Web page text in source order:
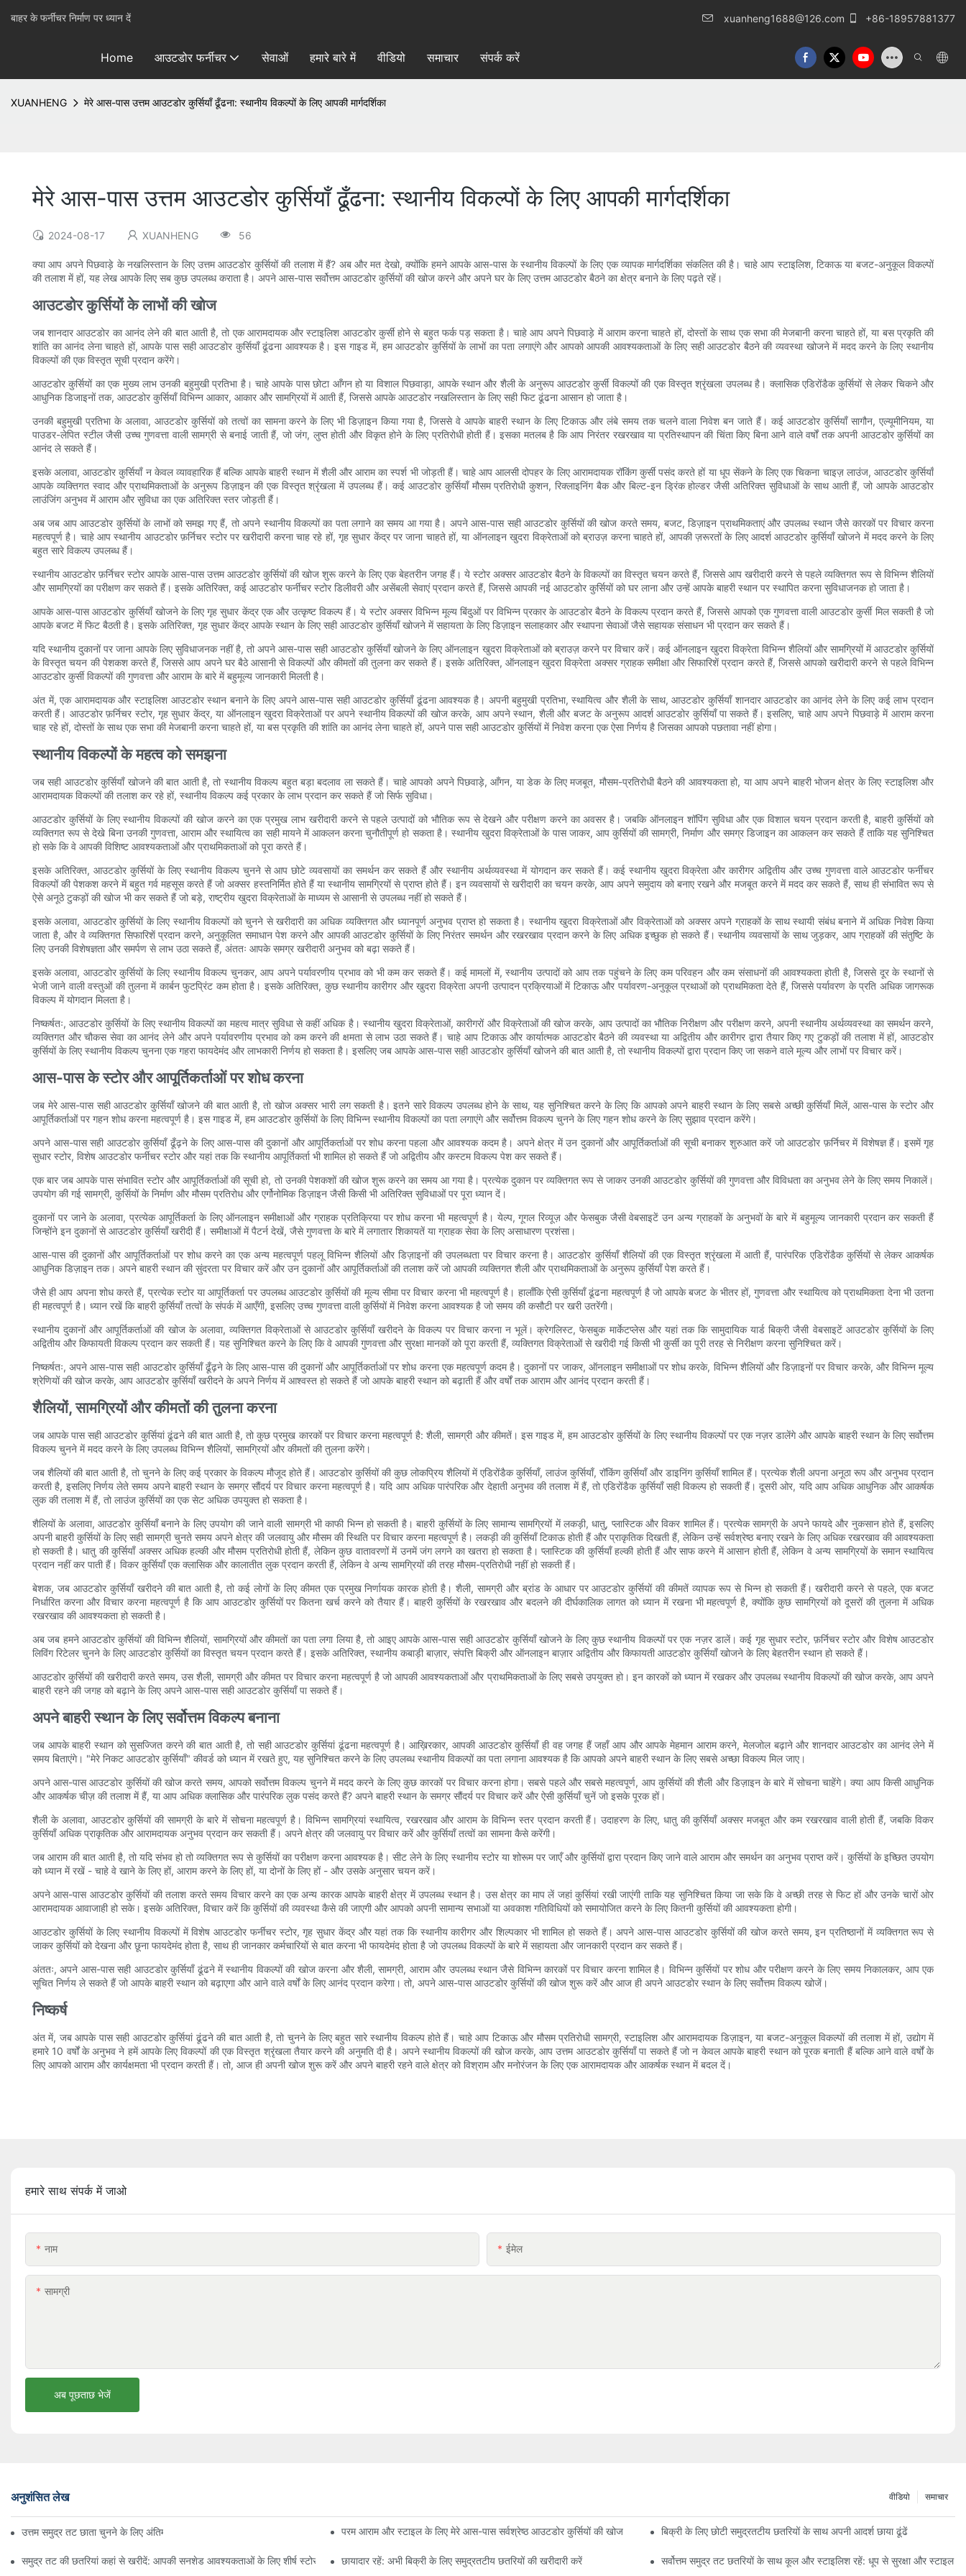
बाहर के फर्नीचर निर्माण पर ध्यान दें xuanheng1688@126.com +86-18957881377
Home आउटडोर फर्नीचर सेवाओं हमारे बारे में वीडियो समाचार संपर्क करें
XUANHENG मेरे आस-पास उत्तम आउटडोर कुर्सियाँ ढूँढना: स्थानीय विकल्पों के लिए आपकी मार्गदर्शिका
मेरे आस-पास उत्तम आउटडोर कुर्सियाँ ढूँढना: स्थानीय विकल्पों के लिए आपकी मार्गदर्शिका
2024-08-17 XUANHENG 56
क्या आप अपने पिछवाड़े के नखलिस्तान के लिए उत्तम आउटडोर कुर्सियों की तलाश में हैं? अब और मत देखो, क्योंकि हमने आपके आस-पास के स्थानीय विकल्पों के लिए एक व्यापक मार्गदर्शिका संकलित की है। चाहे आप स्टाइलिश, टिकाऊ या बजट-अनुकूल विकल्पों
की तलाश में हों, यह लेख आपके लिए सब कुछ उपलब्ध कराता है। अपने आस-पास सर्वोत्तम आउटडोर कुर्सियों की खोज करने और अपने घर के लिए उत्तम आउटडोर बैठने का क्षेत्र बनाने के लिए पढ़ते रहें।
आउटडोर कुर्सियों के लाभों की खोज
जब शानदार आउटडोर का आनंद लेने की बात आती है, तो एक आरामदायक और स्टाइलिश आउटडोर कुर्सी होने से बहुत फर्क पड़ सकता है। चाहे आप अपने पिछवाड़े में आराम करना चाहते हों, दोस्तों के साथ एक सभा की मेजबानी करना चाहते हों, या बस प्रकृति की
शांति का आनंद लेना चाहते हों, आपके पास सही आउटडोर कुर्सियाँ ढूंढना आवश्यक है। इस गाइड में, हम आउटडोर कुर्सियों के लाभों का पता लगाएंगे और आपको आपकी आवश्यकताओं के लिए सही आउटडोर बैठने की व्यवस्था खोजने में मदद करने के लिए स्थानीय
विकल्पों की एक विस्तृत सूची प्रदान करेंगे।
आउटडोर कुर्सियों का एक मुख्य लाभ उनकी बहुमुखी प्रतिभा है। चाहे आपके पास छोटा आँगन हो या विशाल पिछवाड़ा, आपके स्थान और शैली के अनुरूप आउटडोर कुर्सी विकल्पों की एक विस्तृत श्रृंखला उपलब्ध है। क्लासिक एडिरोंडैक कुर्सियों से लेकर चिकने और
आधुनिक डिजाइनों तक, आउटडोर कुर्सियाँ विभिन्न आकार, आकार और सामग्रियों में आती हैं, जिससे आपके आउटडोर नखलिस्तान के लिए सही फिट ढूंढना आसान हो जाता है।
उनकी बहुमुखी प्रतिभा के अलावा, आउटडोर कुर्सियों को तत्वों का सामना करने के लिए भी डिज़ाइन किया गया है, जिससे वे आपके बाहरी स्थान के लिए टिकाऊ और लंबे समय तक चलने वाला निवेश बन जाते हैं। कई आउटडोर कुर्सियाँ सागौन, एल्यूमीनियम, या
पाउडर-लेपित स्टील जैसी उच्च गुणवत्ता वाली सामग्री से बनाई जाती हैं, जो जंग, लुप्त होती और विकृत होने के लिए प्रतिरोधी होती हैं। इसका मतलब है कि आप निरंतर रखरखाव या प्रतिस्थापन की चिंता किए बिना आने वाले वर्षों तक अपनी आउटडोर कुर्सियों का
आनंद ले सकते हैं।
इसके अलावा, आउटडोर कुर्सियाँ न केवल व्यावहारिक हैं बल्कि आपके बाहरी स्थान में शैली और आराम का स्पर्श भी जोड़ती हैं। चाहे आप आलसी दोपहर के लिए आरामदायक रॉकिंग कुर्सी पसंद करते हों या धूप सेंकने के लिए एक चिकना चाइज़ लाउंज, आउटडोर कुर्सियाँ
आपके व्यक्तिगत स्वाद और प्राथमिकताओं के अनुरूप डिज़ाइन की एक विस्तृत श्रृंखला में उपलब्ध हैं। कई आउटडोर कुर्सियाँ मौसम प्रतिरोधी कुशन, रिक्लाइनिंग बैक और बिल्ट-इन ड्रिंक होल्डर जैसी अतिरिक्त सुविधाओं के साथ आती हैं, जो आपके आउटडोर
लाउंजिंग अनुभव में आराम और सुविधा का एक अतिरिक्त स्तर जोड़ती हैं।
अब जब आप आउटडोर कुर्सियों के लाभों को समझ गए हैं, तो अपने स्थानीय विकल्पों का पता लगाने का समय आ गया है। अपने आस-पास सही आउटडोर कुर्सियों की खोज करते समय, बजट, डिज़ाइन प्राथमिकताएं और उपलब्ध स्थान जैसे कारकों पर विचार करना
महत्वपूर्ण है। चाहे आप स्थानीय आउटडोर फ़र्निचर स्टोर पर खरीदारी करना चाह रहे हों, गृह सुधार केंद्र पर जाना चाहते हों, या ऑनलाइन खुदरा विक्रेताओं को ब्राउज़ करना चाहते हों, आपकी ज़रूरतों के लिए आदर्श आउटडोर कुर्सियाँ खोजने में मदद करने के लिए
बहुत सारे विकल्प उपलब्ध हैं।
स्थानीय आउटडोर फ़र्निचर स्टोर आपके आस-पास उत्तम आउटडोर कुर्सियों की खोज शुरू करने के लिए एक बेहतरीन जगह हैं। ये स्टोर अक्सर आउटडोर बैठने के विकल्पों का विस्तृत चयन करते हैं, जिससे आप खरीदारी करने से पहले व्यक्तिगत रूप से विभिन्न शैलियों
और सामग्रियों का परीक्षण कर सकते हैं। इसके अतिरिक्त, कई आउटडोर फर्नीचर स्टोर डिलीवरी और असेंबली सेवाएं प्रदान करते हैं, जिससे आपकी नई आउटडोर कुर्सियों को घर लाना और उन्हें आपके बाहरी स्थान पर स्थापित करना सुविधाजनक हो जाता है।
आपके आस-पास आउटडोर कुर्सियाँ खोजने के लिए गृह सुधार केंद्र एक और उत्कृष्ट विकल्प हैं। ये स्टोर अक्सर विभिन्न मूल्य बिंदुओं पर विभिन्न प्रकार के आउटडोर बैठने के विकल्प प्रदान करते हैं, जिससे आपको एक गुणवत्ता वाली आउटडोर कुर्सी मिल सकती है जो
आपके बजट में फिट बैठती है। इसके अतिरिक्त, गृह सुधार केंद्र आपके स्थान के लिए सही आउटडोर कुर्सियाँ खोजने में सहायता के लिए डिज़ाइन सलाहकार और स्थापना सेवाओं जैसे सहायक संसाधन भी प्रदान कर सकते हैं।
यदि स्थानीय दुकानों पर जाना आपके लिए सुविधाजनक नहीं है, तो अपने आस-पास सही आउटडोर कुर्सियाँ खोजने के लिए ऑनलाइन खुदरा विक्रेताओं को ब्राउज़ करने पर विचार करें। कई ऑनलाइन खुदरा विक्रेता विभिन्न शैलियों और सामग्रियों में आउटडोर कुर्सियों
के विस्तृत चयन की पेशकश करते हैं, जिससे आप अपने घर बैठे आसानी से विकल्पों और कीमतों की तुलना कर सकते हैं। इसके अतिरिक्त, ऑनलाइन खुदरा विक्रेता अक्सर ग्राहक समीक्षा और सिफारिशें प्रदान करते हैं, जिससे आपको खरीदारी करने से पहले विभिन्न
आउटडोर कुर्सी विकल्पों की गुणवत्ता और आराम के बारे में बहुमूल्य जानकारी मिलती है।
अंत में, एक आरामदायक और स्टाइलिश आउटडोर स्थान बनाने के लिए अपने आस-पास सही आउटडोर कुर्सियाँ ढूंढना आवश्यक है। अपनी बहुमुखी प्रतिभा, स्थायित्व और शैली के साथ, आउटडोर कुर्सियाँ शानदार आउटडोर का आनंद लेने के लिए कई लाभ प्रदान
करती हैं। आउटडोर फ़र्निचर स्टोर, गृह सुधार केंद्र, या ऑनलाइन खुदरा विक्रेताओं पर अपने स्थानीय विकल्पों की खोज करके, आप अपने स्थान, शैली और बजट के अनुरूप आदर्श आउटडोर कुर्सियाँ पा सकते हैं। इसलिए, चाहे आप अपने पिछवाड़े में आराम करना
चाह रहे हों, दोस्तों के साथ एक सभा की मेजबानी करना चाहते हों, या बस प्रकृति की शांति का आनंद लेना चाहते हों, अपने पास सही आउटडोर कुर्सियों में निवेश करना एक ऐसा निर्णय है जिसका आपको पछतावा नहीं होगा।
स्थानीय विकल्पों के महत्व को समझना
जब सही आउटडोर कुर्सियाँ खोजने की बात आती है, तो स्थानीय विकल्प बहुत बड़ा बदलाव ला सकते हैं। चाहे आपको अपने पिछवाड़े, आँगन, या डेक के लिए मजबूत, मौसम-प्रतिरोधी बैठने की आवश्यकता हो, या आप अपने बाहरी भोजन क्षेत्र के लिए स्टाइलिश और
आरामदायक विकल्पों की तलाश कर रहे हों, स्थानीय विकल्प कई प्रकार के लाभ प्रदान कर सकते हैं जो सिर्फ सुविधा।
आउटडोर कुर्सियों के लिए स्थानीय विकल्पों की खोज करने का एक प्रमुख लाभ खरीदारी करने से पहले उत्पादों को भौतिक रूप से देखने और परीक्षण करने का अवसर है। जबकि ऑनलाइन शॉपिंग सुविधा और एक विशाल चयन प्रदान करती है, बाहरी कुर्सियों को
व्यक्तिगत रूप से देखे बिना उनकी गुणवत्ता, आराम और स्थायित्व का सही मायने में आकलन करना चुनौतीपूर्ण हो सकता है। स्थानीय खुदरा विक्रेताओं के पास जाकर, आप कुर्सियों की सामग्री, निर्माण और समग्र डिजाइन का आकलन कर सकते हैं ताकि यह सुनिश्चित
हो सके कि वे आपकी विशिष्ट आवश्यकताओं और प्राथमिकताओं को पूरा करते हैं।
इसके अतिरिक्त, आउटडोर कुर्सियों के लिए स्थानीय विकल्प चुनने से आप छोटे व्यवसायों का समर्थन कर सकते हैं और स्थानीय अर्थव्यवस्था में योगदान कर सकते हैं। कई स्थानीय खुदरा विक्रेता और कारीगर अद्वितीय और उच्च गुणवत्ता वाले आउटडोर फर्नीचर
विकल्पों की पेशकश करने में बहुत गर्व महसूस करते हैं जो अक्सर हस्तनिर्मित होते हैं या स्थानीय सामग्रियों से प्राप्त होते हैं। इन व्यवसायों से खरीदारी का चयन करके, आप अपने समुदाय को बनाए रखने और मजबूत करने में मदद कर सकते हैं, साथ ही संभावित रूप से
ऐसे अनूठे टुकड़ों की खोज भी कर सकते हैं जो बड़े, राष्ट्रीय खुदरा विक्रेताओं के माध्यम से आसानी से उपलब्ध नहीं हो सकते हैं।
इसके अलावा, आउटडोर कुर्सियों के लिए स्थानीय विकल्पों को चुनने से खरीदारी का अधिक व्यक्तिगत और ध्यानपूर्ण अनुभव प्राप्त हो सकता है। स्थानीय खुदरा विक्रेताओं और विक्रेताओं को अक्सर अपने ग्राहकों के साथ स्थायी संबंध बनाने में अधिक निवेश किया
जाता है, और वे व्यक्तिगत सिफारिशें प्रदान करने, अनुकूलित समाधान पेश करने और आपकी आउटडोर कुर्सियों के लिए निरंतर समर्थन और रखरखाव प्रदान करने के लिए अधिक इच्छुक हो सकते हैं। स्थानीय व्यवसायों के साथ जुड़कर, आप ग्राहकों की संतुष्टि के
लिए उनकी विशेषज्ञता और समर्पण से लाभ उठा सकते हैं, अंततः आपके समग्र खरीदारी अनुभव को बढ़ा सकते हैं।
इसके अलावा, आउटडोर कुर्सियों के लिए स्थानीय विकल्प चुनकर, आप अपने पर्यावरणीय प्रभाव को भी कम कर सकते हैं। कई मामलों में, स्थानीय उत्पादों को आप तक पहुंचने के लिए कम परिवहन और कम संसाधनों की आवश्यकता होती है, जिससे दूर के स्थानों से
भेजी जाने वाली वस्तुओं की तुलना में कार्बन फुटप्रिंट कम होता है। इसके अतिरिक्त, कुछ स्थानीय कारीगर और खुदरा विक्रेता अपनी उत्पादन प्रक्रियाओं में टिकाऊ और पर्यावरण-अनुकूल प्रथाओं को प्राथमिकता देते हैं, जिससे पर्यावरण के प्रति अधिक जागरूक
विकल्प में योगदान मिलता है।
निष्कर्षतः, आउटडोर कुर्सियों के लिए स्थानीय विकल्पों का महत्व मात्र सुविधा से कहीं अधिक है। स्थानीय खुदरा विक्रेताओं, कारीगरों और विक्रेताओं की खोज करके, आप उत्पादों का भौतिक निरीक्षण और परीक्षण करने, अपनी स्थानीय अर्थव्यवस्था का समर्थन करने,
व्यक्तिगत और चौकस सेवा का आनंद लेने और अपने पर्यावरणीय प्रभाव को कम करने की क्षमता से लाभ उठा सकते हैं। चाहे आप टिकाऊ और कार्यात्मक आउटडोर बैठने की व्यवस्था या अद्वितीय और कारीगर द्वारा तैयार किए गए टुकड़ों की तलाश में हों, आउटडोर
कुर्सियों के लिए स्थानीय विकल्प चुनना एक गहरा फायदेमंद और लाभकारी निर्णय हो सकता है। इसलिए जब आपके आस-पास सही आउटडोर कुर्सियाँ खोजने की बात आती है, तो स्थानीय विकल्पों द्वारा प्रदान किए जा सकने वाले मूल्य और लाभों पर विचार करें।
आस-पास के स्टोर और आपूर्तिकर्ताओं पर शोध करना
जब मेरे आस-पास सही आउटडोर कुर्सियाँ खोजने की बात आती है, तो खोज अक्सर भारी लग सकती है। इतने सारे विकल्प उपलब्ध होने के साथ, यह सुनिश्चित करने के लिए कि आपको अपने बाहरी स्थान के लिए सबसे अच्छी कुर्सियाँ मिलें, आस-पास के स्टोर और
आपूर्तिकर्ताओं पर गहन शोध करना महत्वपूर्ण है। इस गाइड में, हम आउटडोर कुर्सियों के लिए विभिन्न स्थानीय विकल्पों का पता लगाएंगे और सर्वोत्तम विकल्प चुनने के लिए गहन शोध करने के लिए सुझाव प्रदान करेंगे।
अपने आस-पास सही आउटडोर कुर्सियाँ ढूँढ़ने के लिए आस-पास की दुकानों और आपूर्तिकर्ताओं पर शोध करना पहला और आवश्यक कदम है। अपने क्षेत्र में उन दुकानों और आपूर्तिकर्ताओं की सूची बनाकर शुरुआत करें जो आउटडोर फ़र्निचर में विशेषज्ञ हैं। इसमें गृह
सुधार स्टोर, विशेष आउटडोर फर्नीचर स्टोर और यहां तक ​​कि स्थानीय आपूर्तिकर्ता भी शामिल हो सकते हैं जो अद्वितीय और कस्टम विकल्प पेश कर सकते हैं।
एक बार जब आपके पास संभावित स्टोर और आपूर्तिकर्ताओं की सूची हो, तो उनकी पेशकशों की खोज शुरू करने का समय आ गया है। प्रत्येक दुकान पर व्यक्तिगत रूप से जाकर उनकी आउटडोर कुर्सियों की गुणवत्ता और विविधता का अनुभव लेने के लिए समय निकालें।
उपयोग की गई सामग्री, कुर्सियों के निर्माण और मौसम प्रतिरोध और एर्गोनोमिक डिज़ाइन जैसी किसी भी अतिरिक्त सुविधाओं पर पूरा ध्यान दें।
दुकानों पर जाने के अलावा, प्रत्येक आपूर्तिकर्ता के लिए ऑनलाइन समीक्षाओं और ग्राहक प्रतिक्रिया पर शोध करना भी महत्वपूर्ण है। येल्प, गूगल रिव्यूज़ और फेसबुक जैसी वेबसाइटें उन अन्य ग्राहकों के अनुभवों के बारे में बहुमूल्य जानकारी प्रदान कर सकती हैं
जिन्होंने इन दुकानों से आउटडोर कुर्सियाँ खरीदी हैं। समीक्षाओं में पैटर्न देखें, जैसे गुणवत्ता के बारे में लगातार शिकायतें या ग्राहक सेवा के लिए असाधारण प्रशंसा।
आस-पास की दुकानों और आपूर्तिकर्ताओं पर शोध करने का एक अन्य महत्वपूर्ण पहलू विभिन्न शैलियों और डिज़ाइनों की उपलब्धता पर विचार करना है। आउटडोर कुर्सियाँ शैलियों की एक विस्तृत श्रृंखला में आती हैं, पारंपरिक एडिरोंडैक कुर्सियों से लेकर आकर्षक
आधुनिक डिज़ाइन तक। अपने बाहरी स्थान की सुंदरता पर विचार करें और उन दुकानों और आपूर्तिकर्ताओं की तलाश करें जो आपकी व्यक्तिगत शैली और प्राथमिकताओं के अनुरूप कुर्सियाँ पेश करते हैं।
जैसे ही आप अपना शोध करते हैं, प्रत्येक स्टोर या आपूर्तिकर्ता पर उपलब्ध आउटडोर कुर्सियों की मूल्य सीमा पर विचार करना भी महत्वपूर्ण है। हालाँकि ऐसी कुर्सियाँ ढूंढना महत्वपूर्ण है जो आपके बजट के भीतर हों, गुणवत्ता और स्थायित्व को प्राथमिकता देना भी उतना
ही महत्वपूर्ण है। ध्यान रखें कि बाहरी कुर्सियाँ तत्वों के संपर्क में आएँगी, इसलिए उच्च गुणवत्ता वाली कुर्सियों में निवेश करना आवश्यक है जो समय की कसौटी पर खरी उतरेंगी।
स्थानीय दुकानों और आपूर्तिकर्ताओं की खोज के अलावा, व्यक्तिगत विक्रेताओं से आउटडोर कुर्सियाँ खरीदने के विकल्प पर विचार करना न भूलें। क्रेगलिस्ट, फेसबुक मार्केटप्लेस और यहां तक ​​कि सामुदायिक यार्ड बिक्री जैसी वेबसाइटें आउटडोर कुर्सियों के लिए
अद्वितीय और किफायती विकल्प प्रदान कर सकती हैं। यह सुनिश्चित करने के लिए कि वे आपकी गुणवत्ता और सुरक्षा मानकों को पूरा करती हैं, व्यक्तिगत विक्रेताओं से खरीदी गई किसी भी कुर्सी का पूरी तरह से निरीक्षण करना सुनिश्चित करें।
निष्कर्षतः, अपने आस-पास सही आउटडोर कुर्सियाँ ढूँढ़ने के लिए आस-पास की दुकानों और आपूर्तिकर्ताओं पर शोध करना एक महत्वपूर्ण कदम है। दुकानों पर जाकर, ऑनलाइन समीक्षाओं पर शोध करके, विभिन्न शैलियों और डिज़ाइनों पर विचार करके, और विभिन्न मूल्य
श्रेणियों की खोज करके, आप आउटडोर कुर्सियाँ खरीदने के अपने निर्णय में आश्वस्त हो सकते हैं जो आपके बाहरी स्थान को बढ़ाती हैं और वर्षों तक आराम और आनंद प्रदान करती हैं।
शैलियों, सामग्रियों और कीमतों की तुलना करना
जब आपके पास सही आउटडोर कुर्सियां ​​​​ढूंढने की बात आती है, तो कुछ प्रमुख कारकों पर विचार करना महत्वपूर्ण है: शैली, सामग्री और कीमतें। इस गाइड में, हम आउटडोर कुर्सियों के लिए स्थानीय विकल्पों पर एक नज़र डालेंगे और आपके बाहरी स्थान के लिए सर्वोत्तम
विकल्प चुनने में मदद करने के लिए उपलब्ध विभिन्न शैलियों, सामग्रियों और कीमतों की तुलना करेंगे।
जब शैलियों की बात आती है, तो चुनने के लिए कई प्रकार के विकल्प मौजूद होते हैं। आउटडोर कुर्सियों की कुछ लोकप्रिय शैलियों में एडिरोंडैक कुर्सियाँ, लाउंज कुर्सियाँ, रॉकिंग कुर्सियाँ और डाइनिंग कुर्सियाँ शामिल हैं। प्रत्येक शैली अपना अनूठा रूप और अनुभव प्रदान
करती है, इसलिए निर्णय लेते समय अपने बाहरी स्थान के समग्र सौंदर्य पर विचार करना महत्वपूर्ण है। यदि आप अधिक पारंपरिक और देहाती अनुभव की तलाश में हैं, तो एडिरोंडैक कुर्सियाँ सही विकल्प हो सकती हैं। दूसरी ओर, यदि आप अधिक आधुनिक और आकर्षक
लुक की तलाश में हैं, तो लाउंज कुर्सियों का एक सेट अधिक उपयुक्त हो सकता है।
शैलियों के अलावा, आउटडोर कुर्सियाँ बनाने के लिए उपयोग की जाने वाली सामग्री भी काफी भिन्न हो सकती है। बाहरी कुर्सियों के लिए सामान्य सामग्रियों में लकड़ी, धातु, प्लास्टिक और विकर शामिल हैं। प्रत्येक सामग्री के अपने फायदे और नुकसान होते हैं, इसलिए
अपनी बाहरी कुर्सियों के लिए सही सामग्री चुनते समय अपने क्षेत्र की जलवायु और मौसम की स्थिति पर विचार करना महत्वपूर्ण है। लकड़ी की कुर्सियाँ टिकाऊ होती हैं और प्राकृतिक दिखती हैं, लेकिन उन्हें सर्वश्रेष्ठ बनाए रखने के लिए अधिक रखरखाव की आवश्यकता
हो सकती है। धातु की कुर्सियाँ अक्सर अधिक हल्की और मौसम प्रतिरोधी होती हैं, लेकिन कुछ वातावरणों में उनमें जंग लगने का खतरा हो सकता है। प्लास्टिक की कुर्सियाँ हल्की होती हैं और साफ करने में आसान होती हैं, लेकिन वे अन्य सामग्रियों के समान स्थायित्व
प्रदान नहीं कर पाती हैं। विकर कुर्सियाँ एक क्लासिक और कालातीत लुक प्रदान करती हैं, लेकिन वे अन्य सामग्रियों की तरह मौसम-प्रतिरोधी नहीं हो सकती हैं।
बेशक, जब आउटडोर कुर्सियाँ खरीदने की बात आती है, तो कई लोगों के लिए कीमत एक प्रमुख निर्णायक कारक होती है। शैली, सामग्री और ब्रांड के आधार पर आउटडोर कुर्सियों की कीमतें व्यापक रूप से भिन्न हो सकती हैं। खरीदारी करने से पहले, एक बजट
निर्धारित करना और विचार करना महत्वपूर्ण है कि आप आउटडोर कुर्सियों पर कितना खर्च करने को तैयार हैं। बाहरी कुर्सियों के रखरखाव और बदलने की दीर्घकालिक लागत को ध्यान में रखना भी महत्वपूर्ण है, क्योंकि कुछ सामग्रियों को दूसरों की तुलना में अधिक
रखरखाव की आवश्यकता हो सकती है।
अब जब हमने आउटडोर कुर्सियों की विभिन्न शैलियों, सामग्रियों और कीमतों का पता लगा लिया है, तो आइए आपके आस-पास सही आउटडोर कुर्सियाँ खोजने के लिए कुछ स्थानीय विकल्पों पर एक नज़र डालें। कई गृह सुधार स्टोर, फ़र्निचर स्टोर और विशेष आउटडोर
लिविंग रिटेलर चुनने के लिए आउटडोर कुर्सियों का विस्तृत चयन प्रदान करते हैं। इसके अतिरिक्त, स्थानीय कबाड़ी बाज़ार, संपत्ति बिक्री और ऑनलाइन बाज़ार अद्वितीय और किफायती आउटडोर कुर्सियाँ खोजने के लिए बेहतरीन स्थान हो सकते हैं।
आउटडोर कुर्सियों की खरीदारी करते समय, उस शैली, सामग्री और कीमत पर विचार करना महत्वपूर्ण है जो आपकी आवश्यकताओं और प्राथमिकताओं के लिए सबसे उपयुक्त हो। इन कारकों को ध्यान में रखकर और उपलब्ध स्थानीय विकल्पों की खोज करके, आप अपने
बाहरी रहने की जगह को बढ़ाने के लिए अपने आस-पास सही आउटडोर कुर्सियाँ पा सकते हैं।
अपने बाहरी स्थान के लिए सर्वोत्तम विकल्प बनाना
जब आपके बाहरी स्थान को सुसज्जित करने की बात आती है, तो सही आउटडोर कुर्सियां ​​​​ढूंढना महत्वपूर्ण है। आख़िरकार, आपकी आउटडोर कुर्सियाँ ही वह जगह हैं जहाँ आप और आपके मेहमान आराम करने, मेलजोल बढ़ाने और शानदार आउटडोर का आनंद लेने में
समय बिताएंगे। "मेरे निकट आउटडोर कुर्सियाँ" कीवर्ड को ध्यान में रखते हुए, यह सुनिश्चित करने के लिए उपलब्ध स्थानीय विकल्पों का पता लगाना आवश्यक है कि आपको अपने बाहरी स्थान के लिए सबसे अच्छा विकल्प मिल जाए।
अपने आस-पास आउटडोर कुर्सियों की खोज करते समय, आपको सर्वोत्तम विकल्प चुनने में मदद करने के लिए कुछ कारकों पर विचार करना होगा। सबसे पहले और सबसे महत्वपूर्ण, आप कुर्सियों की शैली और डिज़ाइन के बारे में सोचना चाहेंगे। क्या आप किसी आधुनिक
और आकर्षक चीज़ की तलाश में हैं, या आप अधिक क्लासिक और पारंपरिक लुक पसंद करते हैं? अपने बाहरी स्थान के समग्र सौंदर्य पर विचार करें और ऐसी कुर्सियाँ चुनें जो इसके पूरक हों।
शैली के अलावा, आउटडोर कुर्सियों की सामग्री के बारे में सोचना महत्वपूर्ण है। विभिन्न सामग्रियां स्थायित्व, रखरखाव और आराम के विभिन्न स्तर प्रदान करती हैं। उदाहरण के लिए, धातु की कुर्सियाँ अक्सर मजबूत और कम रखरखाव वाली होती हैं, जबकि विकर
कुर्सियाँ अधिक प्राकृतिक और आरामदायक अनुभव प्रदान कर सकती हैं। अपने क्षेत्र की जलवायु पर विचार करें और कुर्सियाँ तत्वों का सामना कैसे करेंगी।
जब आराम की बात आती है, तो यदि संभव हो तो व्यक्तिगत रूप से कुर्सियों का परीक्षण करना आवश्यक है। सीट लेने के लिए स्थानीय स्टोर या शोरूम पर जाएँ और कुर्सियों द्वारा प्रदान किए जाने वाले आराम और समर्थन का अनुभव प्राप्त करें। कुर्सियों के इच्छित उपयोग
को ध्यान में रखें - चाहे वे खाने के लिए हों, आराम करने के लिए हों, या दोनों के लिए हों - और उसके अनुसार चयन करें।
अपने आस-पास आउटडोर कुर्सियों की तलाश करते समय विचार करने का एक अन्य कारक आपके बाहरी क्षेत्र में उपलब्ध स्थान है। उस क्षेत्र का माप लें जहां कुर्सियां ​​रखी जाएंगी ताकि यह सुनिश्चित किया जा सके कि वे अच्छी तरह से फिट हों और उनके चारों ओर
आरामदायक आवाजाही हो सके। इसके अतिरिक्त, विचार करें कि कुर्सियों की व्यवस्था कैसे की जाएगी और आपको अपनी सामान्य सभाओं या अवकाश गतिविधियों को समायोजित करने के लिए कितनी कुर्सियों की आवश्यकता होगी।
आउटडोर कुर्सियों के लिए स्थानीय विकल्पों में विशेष आउटडोर फर्नीचर स्टोर, गृह सुधार केंद्र और यहां तक ​​​​कि स्थानीय कारीगर और शिल्पकार भी शामिल हो सकते हैं। अपने आस-पास आउटडोर कुर्सियों की खोज करते समय, इन प्रतिष्ठानों में व्यक्तिगत रूप से
जाकर कुर्सियों को देखना और छूना फायदेमंद होता है, साथ ही जानकार कर्मचारियों से बात करना भी फायदेमंद होता है जो उपलब्ध विकल्पों के बारे में सहायता और जानकारी प्रदान कर सकते हैं।
अंततः, अपने आस-पास सही आउटडोर कुर्सियाँ ढूंढने में स्थानीय विकल्पों की खोज करना और शैली, सामग्री, आराम और उपलब्ध स्थान जैसे विभिन्न कारकों पर विचार करना शामिल है। विभिन्न कुर्सियों पर शोध और परीक्षण करने के लिए समय निकालकर, आप एक
सूचित निर्णय ले सकते हैं जो आपके बाहरी स्थान को बढ़ाएगा और आने वाले वर्षों के लिए आनंद प्रदान करेगा। तो, अपने आस-पास आउटडोर कुर्सियों की खोज शुरू करें और आज ही अपने आउटडोर स्थान के लिए सर्वोत्तम विकल्प खोजें।
निष्कर्ष
अंत में, जब आपके पास सही आउटडोर कुर्सियां ​​​​ढूंढने की बात आती है, तो चुनने के लिए बहुत सारे स्थानीय विकल्प होते हैं। चाहे आप टिकाऊ और मौसम प्रतिरोधी सामग्री, स्टाइलिश और आरामदायक डिज़ाइन, या बजट-अनुकूल विकल्पों की तलाश में हों, उद्योग में
हमारे 10 वर्षों के अनुभव ने हमें आपके लिए विकल्पों की एक विस्तृत श्रृंखला तैयार करने की अनुमति दी है। अपने स्थानीय विकल्पों की खोज करके, आप उत्तम आउटडोर कुर्सियाँ पा सकते हैं जो न केवल आपके बाहरी स्थान को पूरक बनाती हैं बल्कि आने वाले वर्षों के
लिए आपको आराम और कार्यक्षमता भी प्रदान करती हैं। तो, आज ही अपनी खोज शुरू करें और अपने बाहरी रहने वाले क्षेत्र को विश्राम और मनोरंजन के लिए एक आरामदायक और आकर्षक स्थान में बदल दें।
हमारे साथ संपर्क में जाओ
नाम ईमेल
सामग्री
अब पूछताछ भेजें
अनुशंसित लेख समाचार
वीडियो
उत्तम समुद्र तट छाता चुनने के लिए अंतिम मार्गदर्शिका परम आराम और स्टाइल के लिए मेरे आस-पास सर्वश्रेष्ठ आउटडोर कुर्सियों की खोज बिक्री के लिए छोटी समुद्रतटीय छतरियों के साथ अपनी आदर्श छाया ढूंढें
समुद्र तट की छतरियां कहां से खरीदें: आपकी सनशेड आवश्यकताओं के लिए शीर्ष स्टोर छायादार रहें: अभी बिक्री के लिए समुद्रतटीय छतरियों की खरीदारी करें सर्वोत्तम समुद्र तट छतरियों के साथ कूल और स्टाइलिश रहें: धूप से सुरक्षा और स्टाइल के